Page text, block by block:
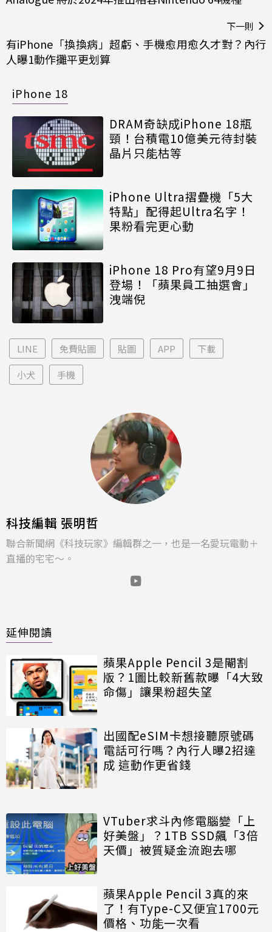
下一則
有iPhone「換換病」超虧、手機愈用愈久才對？內行
人曝1動作攤平更划算
iPhone 18
DRAM奇缺成iPhone 18瓶
頸！台積電10億美元待封裝
晶片只能枯等
iPhone Ultra摺疊機「5大
特點」配得起Ultra名字！
果粉看完更心動
iPhone 18 Pro有望9月9日
登場！「蘋果員工抽選會」
洩端倪
LINE 免費貼圖 貼圖 APP 下載
小犬 手機
科技編輯 張明哲
聯合新聞網《科技玩家》編輯群之一，也是一名愛玩電動＋
直播的宅宅～。
延伸閱讀
蘋果Apple Pencil 3是閹割
版？1圖比較新舊款曝「4大致
命傷」讓果粉超失望
出國配eSIM卡想接聽原號碼
電話可行嗎？內行人曝2招達
成 這動作更省錢
VTuber求斗內修電腦變「上
好美盤」？1TB SSD飆「3倍
天價」被質疑金流跑去哪
蘋果Apple Pencil 3真的來
了！有Type-C又便宜1700元
價格、功能一次看